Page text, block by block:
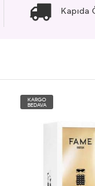
Kapıda
KARGO
BEDAVA